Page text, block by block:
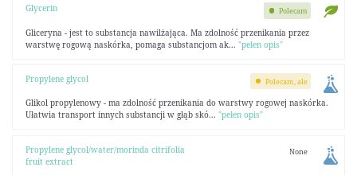
Glycerin
Gliceryna - jest to substancja nawilżająca. Ma zdolność przenikania przez
warstwę rogową naskórka, pomaga substancjom ak... "pełen opis"
Polecam
Propylene glycol
Glikol propylenowy - ma zdolność przenikania do warstwy rogowej naskórka.
Ułatwia transport innych substancji w głąb skó... "pełen opis"
Polecam, ale
Propylene glycol/water/morinda citrifolia
fruit extract
None